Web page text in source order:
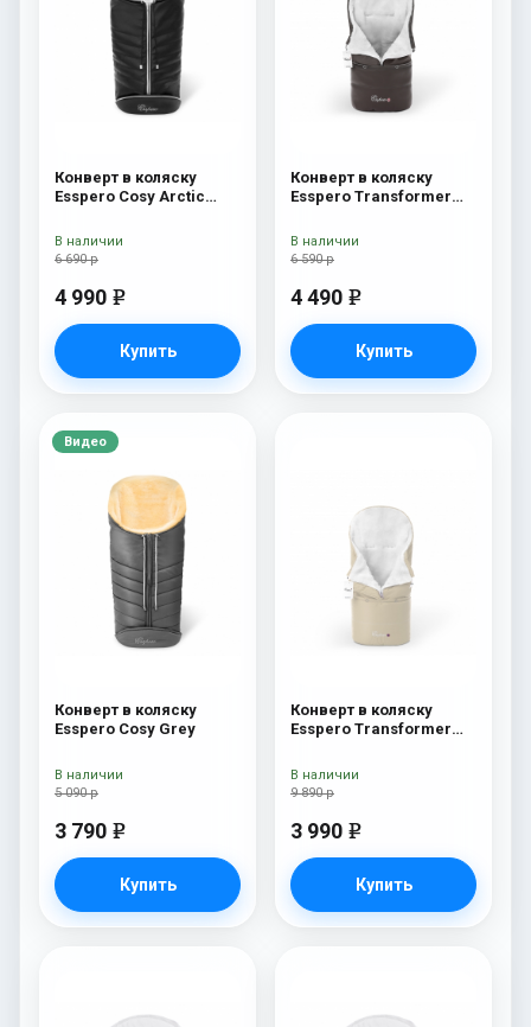
Конверт в коляску
Esspero Cosy Arctic
6 690 р
4 990 e
Купить
В наличии
Конверт в коляску
Esspero Transformer
100% шерсть) Chocolat
6 590 р
4 490 e
Купить
В наличии
Видео
Конверт в коляску
Esspero Cosy Grey
5 090 р
3 790 e
Купить
В наличии
Конверт в коляску
Esspero Transformer
100% шерсть) Beige
9 890 р
3 990 e
Купить
В наличии